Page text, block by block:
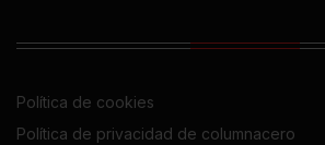
Política de cookies
Política de privacidad de columnacero